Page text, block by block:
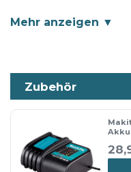
schwierigen
Spezifikation
langlebiger
Mit LED-Licht
Zubehör